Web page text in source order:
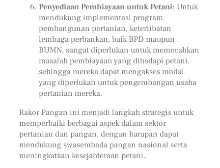
Penyediaan Pembiayaan untuk Petani: Untuk
mendukung implementasi program
pembangunan pertanian, keterlibatan
lembaga perbankan, baik BPD maupun
BUMN, sangat diperlukan untuk memecahkan
masalah pembiayaan yang dihadapi petani,
sehingga mereka dapat mengakses modal
yang diperlukan untuk pengembangan usaha
pertanian mereka.
Rakor Pangan ini menjadi langkah strategis untuk
memperbaiki berbagai aspek dalam sektor
pertanian dan pangan, dengan harapan dapat
mendukung swasembada pangan nasional serta
meningkatkan kesejahteraan petani.